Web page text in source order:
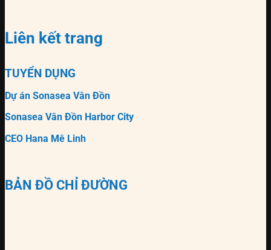
Liên kết trang
TUYỂN DỤNG
Dự án Sonasea Vân Đồn
Sonasea Vân Đồn Harbor City
CEO Hana Mê Linh
BẢN ĐỒ CHỈ ĐƯỜNG